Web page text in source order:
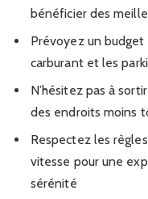
bénéficier des
Prévoyez un
carburant et les
N’hésitez pas à
des endroits moins
Respectez les
vitesse pour une
sérénité